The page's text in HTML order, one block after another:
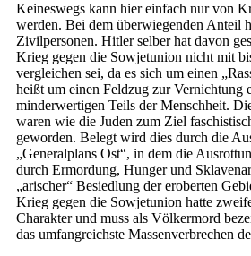
Keineswegs kann hier einfach nur von
werden. Bei dem überwiegenden Anteil
Zivilpersonen. Hitler selber hat davon
Krieg gegen die Sowjetunion nicht mit
vergleichen sei, da es sich um einen
heißt um einen Feldzug zur Vernichtung
minderwertigen Teils der Menschheit.
waren wie die Juden zum Ziel
geworden. Belegt wird dies durch die
„Generalplans Ost“, in dem die
durch Ermordung, Hunger und
„arischer“ Besiedlung der eroberten
Krieg gegen die Sowjetunion hatte
Charakter und muss als Völkermord
das umfangreichste Massenverbrechen